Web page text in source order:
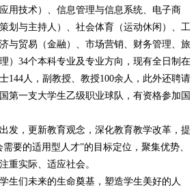
用技术）、信息管理与信息系统、电子商
划与主持人）、社会体育（运动休闲）、工
与贸易（金融）、市场营销、财务管理、旅
）34个本科专业及专业方向，现有全日制在
144人，副教授、教授100余人，此外还聘请
第一支大学生乙级职业球队，有资格参加国
，更新教育观念，深化教育教学改革，提
要的适用型人才”的目标定位，聚集优势、
重实际、适应社会。
们未来的生命奠基，塑造学生美好的人